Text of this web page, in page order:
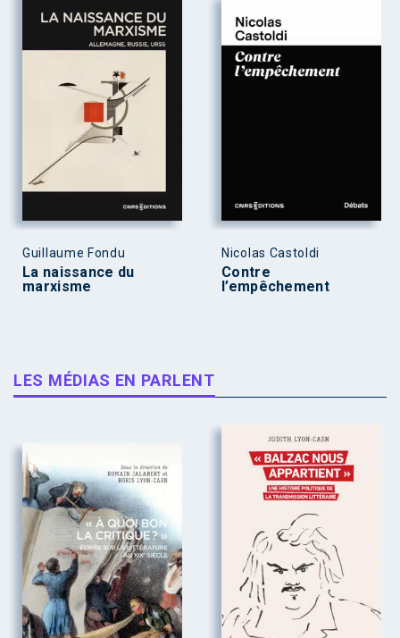
Guillaume Fondu
La naissance du
marxisme
Nicolas Castoldi
Contre
l’empêchement
LES MÉDIAS EN PARLENT